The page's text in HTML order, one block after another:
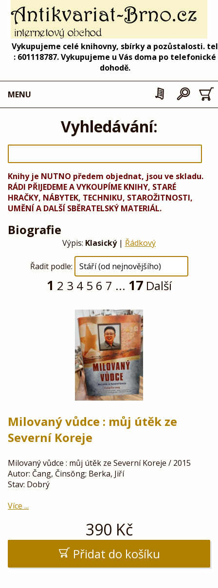
Vykupujeme celé knihovny, sbírky a pozůstalosti. tel
: 601118787. Vykupujeme u Vás doma po telefonické
dohodě.
MENU
Vyhledávání:
Knihy je NUTNO předem objednat, jsou ve skladu.
RÁDI PŘIJEDEME A VYKOUPÍME KNIHY, STARÉ
HRAČKY, NÁBYTEK, TECHNIKU, STAROŽITNOSTI,
UMĚNÍ A DALŠÍ SBĚRATELSKÝ MATERIÁL.
Biografie
Výpis: Klasický| Řádkový
Řadit podle:
1 2 3 4 5 6 7 ... 17 Další
Milovaný vůdce : můj útěk ze
Severní Koreje
Milovaný vůdce : můj útěk ze Severní Koreje / 2015
Autor: Čang, Činsŏng; Berka, Jiří
Stav: Dobrý
Více ...
390 Kč
Přidat do košíku